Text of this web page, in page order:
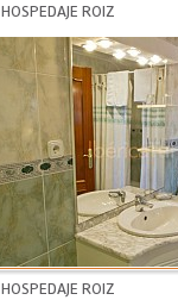
HOSPEDAJE ROIZ
HOSPEDAJE ROIZ